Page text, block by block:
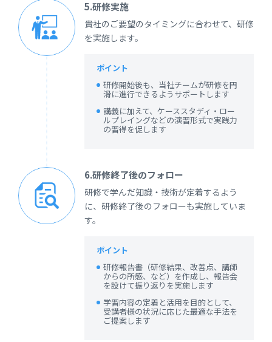
5.研修実施
貴社のご要望のタイミングに合わせて、研修
を実施します。
ポイント
研修開始後も、当社チームが研修を円
滑に進行できるようサポートします
講義に加えて、ケーススタディ・ロー
ルプレイングなどの演習形式で実践力
の習得を促します
6.研修終了後のフォロー
研修で学んだ知識・技術が定着するよう
に、研修終了後のフォローも実施していま
す。
ポイント
研修報告書（研修結果、改善点、講師
からの所感、など）を作成し、報告会
を設けて振り返りを実施します
学習内容の定着と活用を目的として、
受講者様の状況に応じた最適な手法を
ご提案します